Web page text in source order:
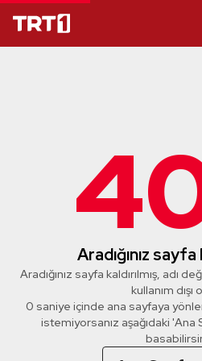
Aradığınız
Aradığınız sayfa kaldırılmış, adı
kullanım dışı
0 saniye içinde ana sayfaya
istemiyorsanız aşağıdaki